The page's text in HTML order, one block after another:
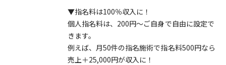
▼指名料は100％収入に！
個人指名料は、200円～ご自身で自由に設定で
きます。
例えば、月50件の指名施術で指名料500円なら
売上＋25,000円が収入に！